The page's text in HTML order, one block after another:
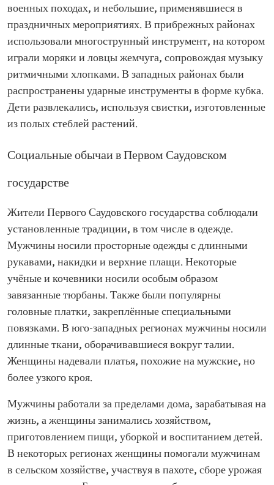
военных походах, и небольшие, применявшиеся в
праздничных мероприятиях. В прибрежных районах
использовали многострунный инструмент, на котором
играли моряки и ловцы жемчуга, сопровождая музыку
ритмичными хлопками. В западных районах были
распространены ударные инструменты в форме кубка.
Дети развлекались, используя свистки, изготовленные
из полых стеблей растений.
Социальные обычаи в Первом Саудовском
государстве
Жители Первого Саудовского государства соблюдали
установленные традиции, в том числе в одежде.
Мужчины носили просторные одежды с длинными
рукавами, накидки и верхние плащи. Некоторые
учёные и кочевники носили особым образом
завязанные тюрбаны. Также были популярны
головные платки, закреплённые специальными
повязками. В юго-западных регионах мужчины носили
длинные ткани, оборачивавшиеся вокруг талии.
Женщины надевали платья, похожие на мужские, но
более узкого кроя.
Мужчины работали за пределами дома, зарабатывая на
жизнь, а женщины занимались хозяйством,
приготовлением пищи, уборкой и воспитанием детей.
В некоторых регионах женщины помогали мужчинам
в сельском хозяйстве, участвуя в пахоте, сборе урожая